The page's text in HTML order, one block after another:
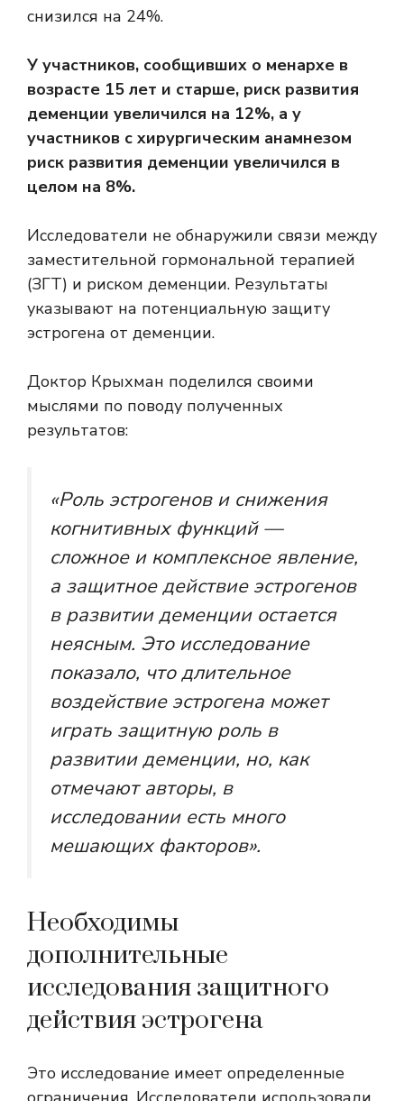
снизился на 24%.
У участников, сообщивших о менархе в
возрасте 15 лет и старше, риск развития
деменции увеличился на 12%, а у
участников с хирургическим анамнезом
риск развития деменции увеличился в
целом на 8%.
Исследователи не обнаружили связи между
заместительной гормональной терапией
(ЗГТ) и риском деменции. Результаты
указывают на потенциальную защиту
эстрогена от деменции.
Доктор Крыхман поделился своими
мыслями по поводу полученных
результатов:
«Роль эстрогенов и снижения
когнитивных функций —
сложное и комплексное явление,
а защитное действие эстрогенов
в развитии деменции остается
неясным. Это исследование
показало, что длительное
воздействие эстрогена может
играть защитную роль в
развитии деменции, но, как
отмечают авторы, в
исследовании есть много
мешающих факторов».
Необходимы
дополнительные
исследования защитного
действия эстрогена
Это исследование имеет определенные